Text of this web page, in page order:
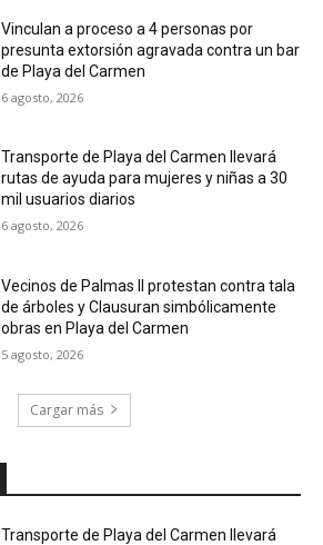
Vinculan a proceso a 4 personas por
presunta extorsión agravada contra un bar
de Playa del Carmen
6 agosto, 2026
Transporte de Playa del Carmen llevará
rutas de ayuda para mujeres y niñas a 30
mil usuarios diarios
6 agosto, 2026
Vecinos de Palmas II protestan contra tala
de árboles y Clausuran simbólicamente
obras en Playa del Carmen
5 agosto, 2026
Cargar más
Transporte de Playa del Carmen llevará